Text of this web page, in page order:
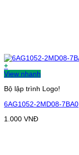
+
View nhanh
Bộ lập trình Logo!
6AG1052-2MD08-7BA0
1.000 VNĐ